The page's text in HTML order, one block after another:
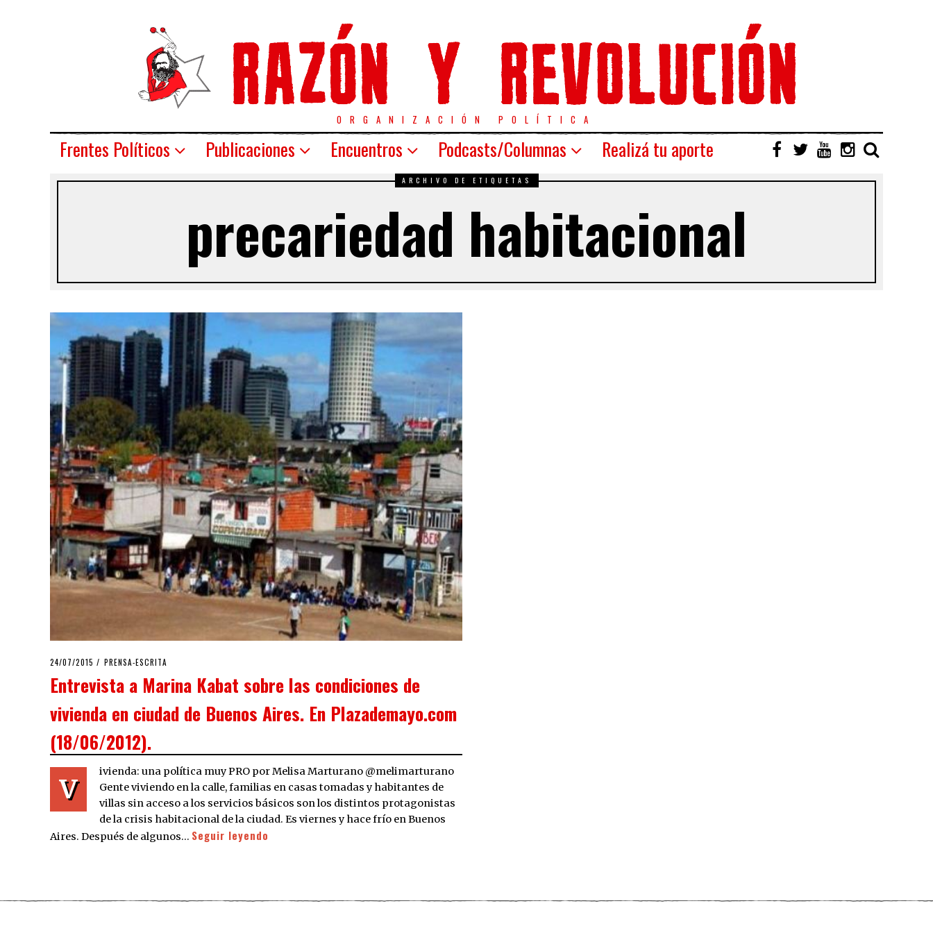
ORGANIZACIÓN POLÍTICA
Frentes Políticos Publicaciones Encuentros Podcasts/Columnas Realizá tu aporte
ARCHIVO DE ETIQUETAS
precariedad habitacional
POSTED
24/07/2015 PRENSA-ESCRITA
Entrevista a Marina Kabat sobre las condiciones de
vivienda en ciudad de Buenos Aires. En Plazademayo.com
(18/06/2012).
V
ivienda: una política muy PRO por Melisa Marturano @melimarturano
Gente viviendo en la calle, familias en casas tomadas y habitantes de
villas sin acceso a los servicios básicos son los distintos protagonistas
de la crisis habitacional de la ciudad. Es viernes y hace frío en Buenos
Aires. Después de algunos… Seguir leyendo